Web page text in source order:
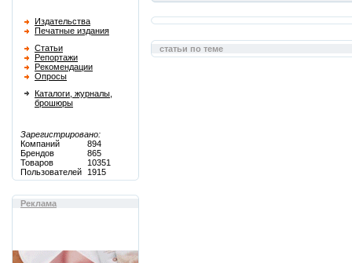
Издательства
Печатные издания
Статьи
Репортажи
Рекомендации
Опросы
Каталоги, журналы,
брошюры
Зарегистрировано:
Компаний
894
Брендов
865
Товаров
10351
Пользователей
1915
Реклама
статьи по теме